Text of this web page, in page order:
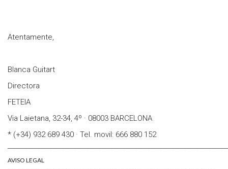
Atentamente,
Blanca Guitart
Directora
FETEIA
Via Laietana, 32-34, 4º · 08003 BARCELONA
* (+34) 932 689 430 · Tel. movil: 666 880 152
AVISO LEGAL